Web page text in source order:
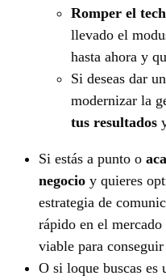
Romper el
llevado el
hasta ahora y
Si deseas dar
modernizar la
tus resultados
Si estás a punto o
negocio y quieres
estrategia de
rápido en el
viable para
O si loque buscas es